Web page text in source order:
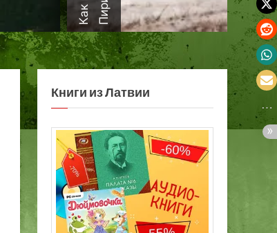
Книги из Латвии